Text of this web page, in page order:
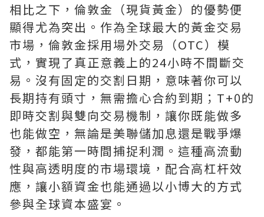
相比之下，倫敦金（現貨黃金）的優勢便
顯得尤為突出。作為全球最大的黃金交易
市場，倫敦金採用場外交易（OTC）模
式，實現了真正意義上的24小時不間斷交
易。沒有固定的交割日期，意味著你可以
長期持有頭寸，無需擔心合約到期；T+0的
即時交割與雙向交易機制，讓你既能做多
也能做空，無論是美聯儲加息還是戰爭爆
發，都能第一時間捕捉利潤。這種高流動
性與高透明度的市場環境，配合高杠杆效
應，讓小額資金也能通過以小博大的方式
參與全球資本盛宴。